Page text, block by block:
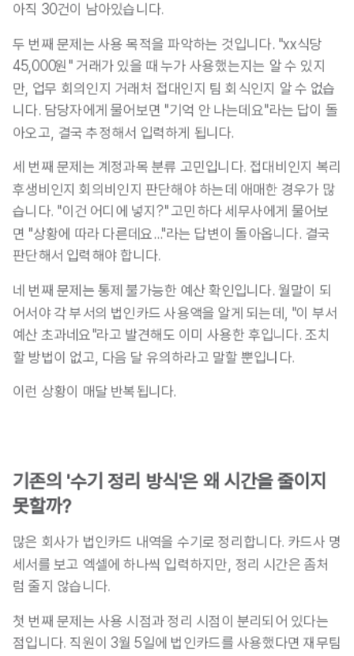
아직 30건이 남아있습니다.
두 번째 문제는 사용 목적을 파악하는 것입니다. "xx식당
45,000원" 거래가 있을 때 누가 사용했는지는 알 수 있지
만, 업무 회의인지 거래처 접대인지 팀 회식인지 알 수 없습
니다. 담당자에게 물어보면 "기억 안 나는데요"라는 답이 돌
아오고, 결국 추정해서 입력하게 됩니다.
세 번째 문제는 계정과목 분류 고민입니다. 접대비인지 복리
후생비인지 회의비인지 판단해야 하는데 애매한 경우가 많
습니다. "이건 어디에 넣지?" 고민하다 세무사에게 물어보
면 "상황에 따라 다른데요..."라는 답변이 돌아옵니다. 결국
판단해서 입력해야 합니다.
네 번째 문제는 통제 불가능한 예산 확인입니다. 월말이 되
어서야 각 부서의 법인카드 사용액을 알게 되는데, "이 부서
예산 초과네요"라고 발견해도 이미 사용한 후입니다. 조치
할 방법이 없고, 다음 달 유의하라고 말할 뿐입니다.
이런 상황이 매달 반복됩니다.
기존의 '수기 정리 방식'은 왜 시간을 줄이지
못할까?
많은 회사가 법인카드 내역을 수기로 정리합니다. 카드사 명
세서를 보고 엑셀에 하나씩 입력하지만, 정리 시간은 좀처
럼 줄지 않습니다.
첫 번째 문제는 사용 시점과 정리 시점이 분리되어 있다는
점입니다. 직원이 3월 5일에 법인카드를 사용했다면 재무팀